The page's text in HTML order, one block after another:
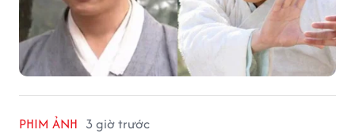
PHIM ẢNH 3 giờ trước